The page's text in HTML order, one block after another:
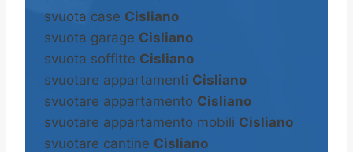
svuota case Cisliano
svuota garage Cisliano
svuota soffitte Cisliano
svuotare appartamenti Cisliano
svuotare appartamento Cisliano
svuotare appartamento mobili Cisliano
svuotare cantine Cisliano